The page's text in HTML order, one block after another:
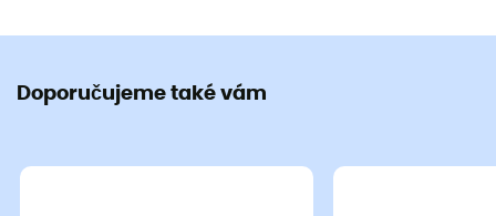
Doporučujeme také vám